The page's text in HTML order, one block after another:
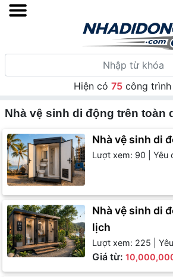
Hiện có 75công trình
Nhà vệ sinh di động trên toàn
Nhà vệ sinh di
Lượt xem: 90 | Yêu
Nhà vệ sinh di
lịch
Lượt xem: 225 |
Giá từ: